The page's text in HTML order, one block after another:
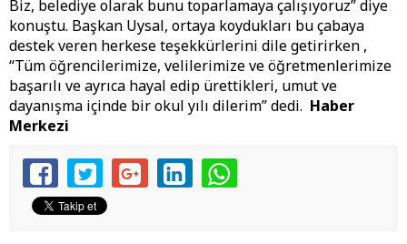
Biz, belediye olarak bunu toparlamaya çalışıyoruz” diye
konuştu. Başkan Uysal, ortaya koydukları bu çabaya
destek veren herkese teşekkürlerini dile getirirken ,
“Tüm öğrencilerimize, velilerimize ve öğretmenlerimize
başarılı ve ayrıca hayal edip ürettikleri, umut ve
dayanışma içinde bir okul yılı dilerim” dedi. Haber
Merkezi